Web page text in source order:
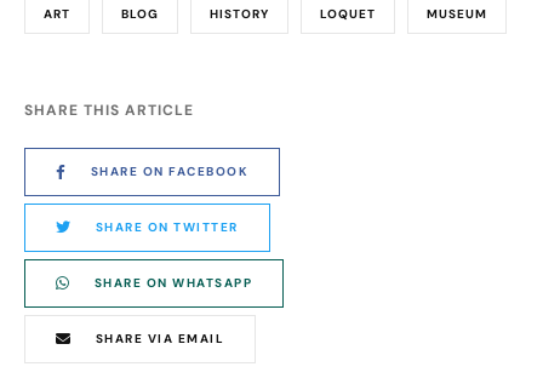
ART BLOG HISTORY LOQUET MUSEUM
SHARE THIS ARTICLE
SHARE ON FACEBOOK
SHARE ON TWITTER
SHARE ON WHATSAPP
SHARE VIA EMAIL